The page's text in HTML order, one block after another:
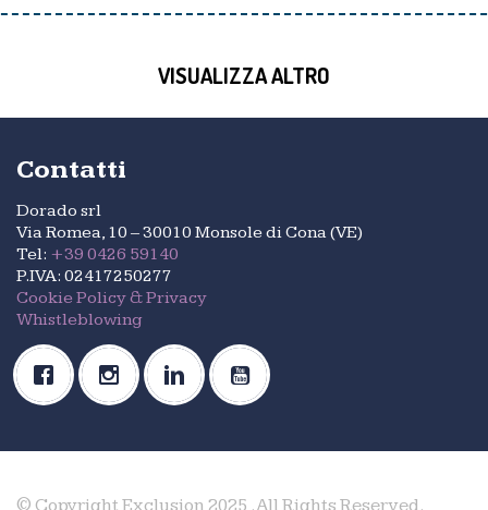
VISUALIZZA ALTRO
Contatti
Dorado srl
Via Romea, 10 – 30010 Monsole di Cona (VE)
Tel: +39 0426 59140
P.IVA: 02417250277
Cookie Policy & Privacy
Whistleblowing
© Copyright Exclusion 2025 .All Rights Reserved.